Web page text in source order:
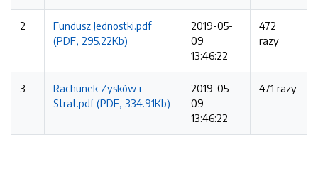
2
Fundusz Jednostki.pdf
(PDF, 295.22Kb)
2019-05-
09
13:46:22
472
razy
3
Rachunek Zysków i
Strat.pdf (PDF, 334.91Kb)
2019-05-
09
13:46:22
471 razy